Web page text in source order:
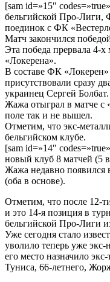
[sam id=»15″
бельгийской Про-Лиги,
поединок с ФК
Матч закончился
Эта победа прервала
«Локерена».
В составе ФК «Локерен»
присутствовали сразу
украинец Сергей Болбат.
Жажа отыграл в матче с
поле так и не вышел.
Отметим, что экс-
бельгийском клубе.
[sam id=»14″
новый клуб 8 матчей (5
Жажа недавно появился
(оба в основе).
Отметим, что после 12-
и это 14-я позиция в
бельгийской Про-Лиги
Уже сегодня стало
уволило теперь уже экс-
его место назначило
Туниса, 66-летнего,